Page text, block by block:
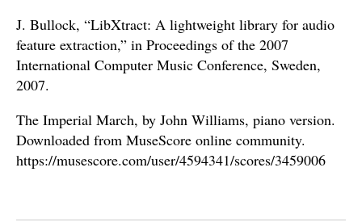
J. Bullock, “LibXtract: A lightweight library for audio
feature extraction,” in Proceedings of the 2007
International Computer Music Conference, Sweden,
2007.
The Imperial March, by John Williams, piano version.
Downloaded from MuseScore online community.
https://musescore.com/user/4594341/scores/3459006